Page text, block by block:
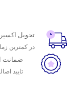
تحویل
در کمترین
ضمانت
تایید